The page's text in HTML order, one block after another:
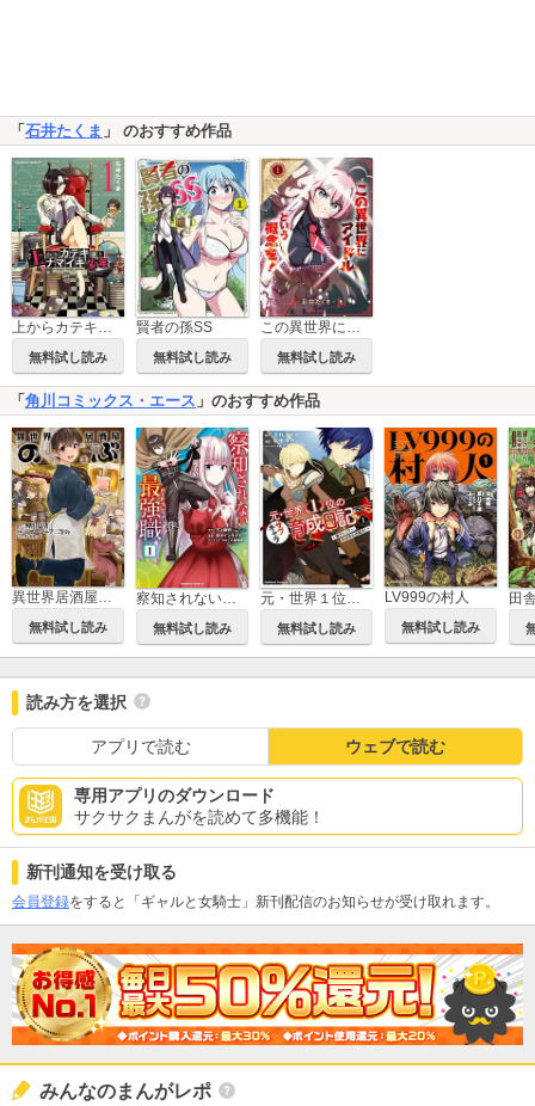
「石井たくま 」 のおすすめ作品
無料試し読み
賢者の孫SS
無料試し読み
この異世界にアイドルという概念を！
無料試し読み
「 角川コミックス・エース 」のおすすめ作品
異世界居酒屋「のぶ」
無料試し読み
察知されない最強職
無料試し読み
元・世界１位のサブキャラ育成日記 ～廃プレイヤー、異世界を攻略中！～
無料試し読み
LV999の村人
無料試し読み
読み方を選択
アプリで読む ウェブで読む
専用アプリのダウンロード
サクサクまんがを読めて多機能！
新刊通知を受け取る
会員登録をすると「ギャルと女騎士」新刊配信のお知らせが受け取れます。
みんなのまんがレポ